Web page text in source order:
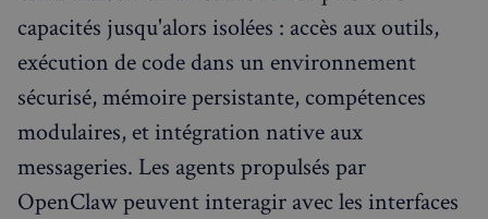
capacités jusqu'alors isolées : accès aux outils,
exécution de code dans un environnement
sécurisé, mémoire persistante, compétences
modulaires, et intégration native aux
messageries. Les agents propulsés par
OpenClaw peuvent interagir avec les interfaces